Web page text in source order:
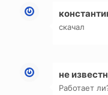
скачал
не
Работает